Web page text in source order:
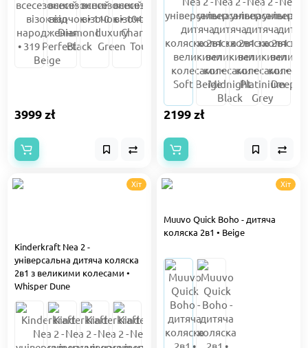
3999 zł 2199 zł
Хіт
Kinderkraft Nea 2 -
універсальна дитяча коляска
2в1 з великими колесами •
Whisper Dune
Хіт
Muuvo Quick Boho - дитяча
коляска 2в1 • Beige